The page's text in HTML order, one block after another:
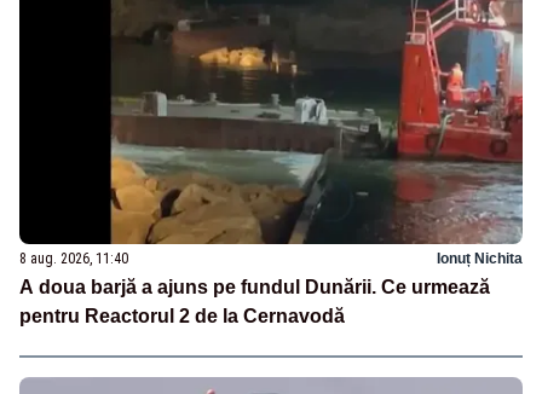
8 aug. 2026, 11:40 Ionuț Nichita
A doua barjă a ajuns pe fundul Dunării. Ce urmează
pentru Reactorul 2 de la Cernavodă